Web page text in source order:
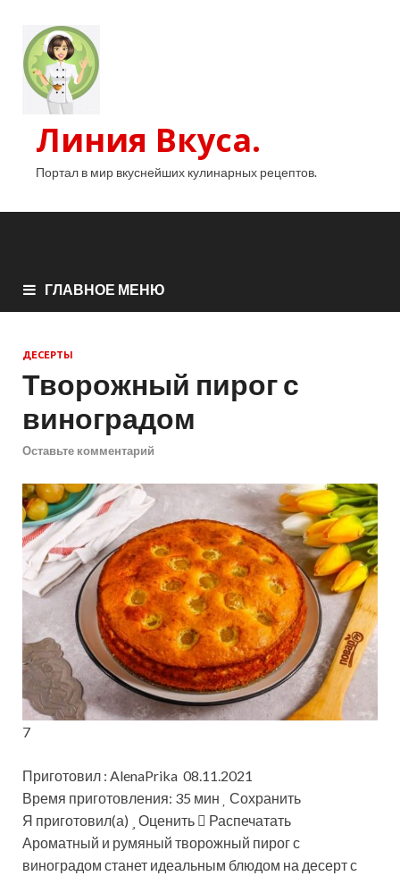
Линия Вкуса.
Портал в мир вкуснейших кулинарных рецептов.
ГЛАВНОЕ МЕНЮ
ДЕСЕРТЫ
Творожный пирог с
виноградом
Оставьте комментарий
7
Приготовил : AlenaPrika 08.11.2021
Время приготовления: 35 мин
Сохранить
Я приготовил(а)
Оценить
Распечатать
Ароматный и румяный творожный пирог с
виноградом станет идеальным блюдом на десерт с